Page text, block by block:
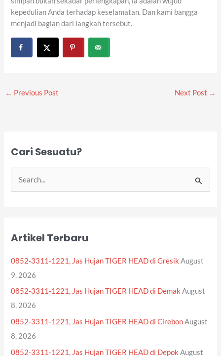
kepedulian Anda terhadap keselamatan. Dan kami bangga
menjadi bagian dari langkah tersebut.
← Previous Post Next Post →
Cari Sesuatu?
c
Artikel Terbaru
0852-3311-1221, Jas Hujan TIGER HEAD di Gresik August
9, 2026
0852-3311-1221, Jas Hujan TIGER HEAD di Demak August
8, 2026
0852-3311-1221, Jas Hujan TIGER HEAD di Cirebon August
8, 2026
0852-3311-1221, Jas Hujan TIGER HEAD di Depok August